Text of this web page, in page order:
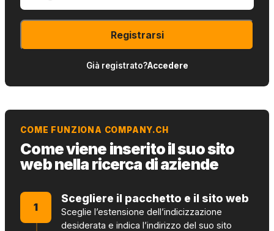
Registrarsi
Già registrato?Accedere
COME FUNZIONA COMPANY.CH
Come viene inserito il suo sito
web nella ricerca di aziende
1
Scegliere il pacchetto e il sito web
Sceglie l’estensione dell’indicizzazione
desiderata e indica l’indirizzo del suo sito